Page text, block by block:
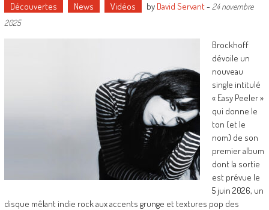
Découvertes News Vidéos by David Servant- 24 novembre
2025
Brockhoff
dévoile un
nouveau
single intitulé
« Easy Peeler »
qui donne le
ton (et le
nom) de son
premier album
dont la sortie
est prévue le
5 juin 2026, un
disque mêlant indie rock aux accents grunge et textures pop des